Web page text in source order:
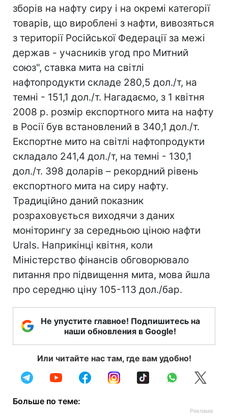
зборів на нафту сиру і на окремі категорії
товарів, що вироблені з нафти, вивозяться
з території Російської Федерації за межі
держав - учасників угод про Митний
союз", ставка мита на світлі
нафтопродукти складе 280,5 дол./т, на
темні - 151,1 дол./т. Нагадаємо, з 1 квітня
2008 р. розмір експортного мита на нафту
в Росії був встановлений в 340,1 дол./т.
Експортне мито на світлі нафтопродукти
складало 241,4 дол./т, на темні - 130,1
дол./т. 398 доларів – рекордний рівень
експортного мита на сиру нафту.
Традиційно даний показник
розраховується виходячи з даних
моніторингу за середньою ціною нафти
Urals. Наприкінці квітня, коли
Міністерство фінансів обговорювало
питання про підвищення мита, мова йшла
про середню ціну 105-113 дол./бар.
Не упустите главное! Подпишитесь на
наши обновления в Google!
Или читайте нас там, где вам удобно!
Больше по теме: